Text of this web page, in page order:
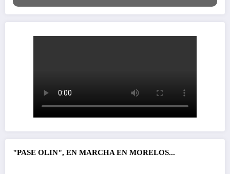
"PASE OLIN", EN MARCHA EN MORELOS...